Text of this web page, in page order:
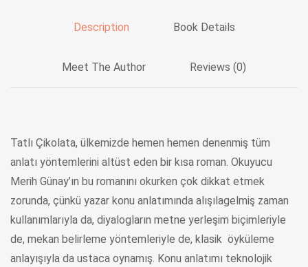
Description Book Details
Meet The Author Reviews (0)
Tatlı Çikolata, ülkemizde hemen hemen denenmiş tüm
anlatı yöntemlerini altüst eden bir kısa roman. Okuyucu
Merih Günay’ın bu romanını okurken çok dikkat etmek
zorunda, çünkü yazar konu anlatımında alışılagelmiş zaman
kullanımlarıyla da, diyalogların metne yerleşim biçimleriyle
de, mekan belirleme yöntemleriyle de, klasik öyküleme
anlayışıyla da ustaca oynamış. Konu anlatımı teknolojik